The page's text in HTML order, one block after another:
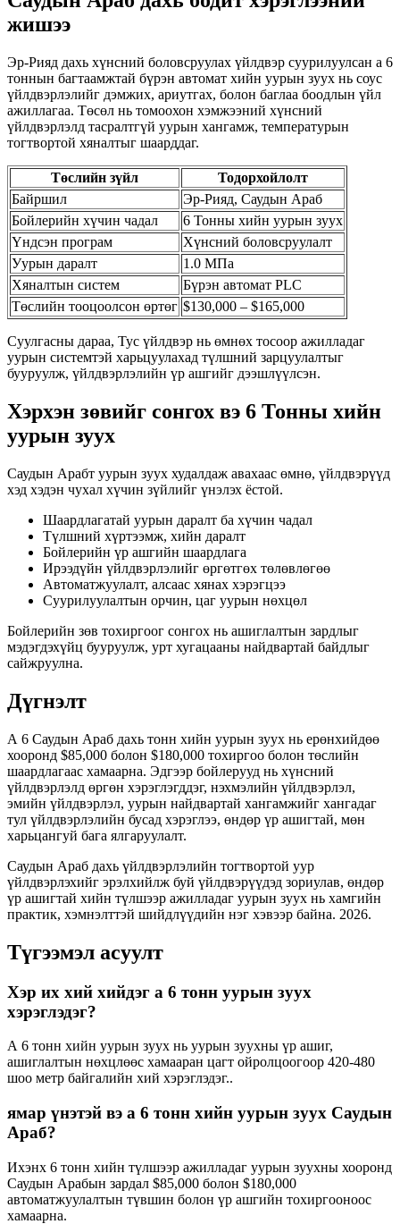
жишээ
Эр-Рияд дахь хүнсний боловсруулах үйлдвэр суурилуулсан а 6
тоннын багтаамжтай бүрэн автомат хийн уурын зуух нь соус
үйлдвэрлэлийг дэмжих, ариутгах, болон баглаа боодлын үйл
ажиллагаа. Төсөл нь томоохон хэмжээний хүнсний
үйлдвэрлэлд тасралтгүй уурын хангамж, температурын
тогтвортой хяналтыг шаарддаг.
Төслийн зүйл
Тодорхойлолт
Байршил
Эр-Рияд, Саудын Араб
Бойлерийн хүчин чадал
6 Тонны хийн уурын зуух
Үндсэн програм
Хүнсний боловсруулалт
Уурын даралт
1.0 МПа
Хяналтын систем
Бүрэн автомат PLC
Төслийн тооцоолсон өртөг $130,000 – $165,000
Суулгасны дараа, Тус үйлдвэр нь өмнөх тосоор ажилладаг
уурын системтэй харьцуулахад түлшний зарцуулалтыг
бууруулж, үйлдвэрлэлийн үр ашгийг дээшлүүлсэн.
Хэрхэн зөвийг сонгох вэ 6 Тонны хийн
уурын зуух
Саудын Арабт уурын зуух худалдаж авахаас өмнө, үйлдвэрүүд
хэд хэдэн чухал хүчин зүйлийг үнэлэх ёстой.
Шаардлагатай уурын даралт ба хүчин чадал
Түлшний хүртээмж, хийн даралт
Бойлерийн үр ашгийн шаардлага
Ирээдүйн үйлдвэрлэлийг өргөтгөх төлөвлөгөө
Автоматжуулалт, алсаас хянах хэрэгцээ
Суурилуулалтын орчин, цаг уурын нөхцөл
Бойлерийн зөв тохиргоог сонгох нь ашиглалтын зардлыг
мэдэгдэхүйц бууруулж, урт хугацааны найдвартай байдлыг
сайжруулна.
Дүгнэлт
А 6 Саудын Араб дахь тонн хийн уурын зуух нь ерөнхийдөө
хооронд $85,000 болон $180,000 тохиргоо болон төслийн
шаардлагаас хамаарна. Эдгээр бойлерууд нь хүнсний
үйлдвэрлэлд өргөн хэрэглэгддэг, нэхмэлийн үйлдвэрлэл,
эмийн үйлдвэрлэл, уурын найдвартай хангамжийг хангадаг
тул үйлдвэрлэлийн бусад хэрэглээ, өндөр үр ашигтай, мөн
харьцангуй бага ялгаруулалт.
Саудын Араб дахь үйлдвэрлэлийн тогтвортой уур
үйлдвэрлэхийг эрэлхийлж буй үйлдвэрүүдэд зориулав, өндөр
үр ашигтай хийн түлшээр ажилладаг уурын зуух нь хамгийн
практик, хэмнэлттэй шийдлүүдийн нэг хэвээр байна. 2026.
Түгээмэл асуулт
Хэр их хий хийдэг a 6 тонн уурын зуух
хэрэглэдэг?
А 6 тонн хийн уурын зуух нь уурын зуухны үр ашиг,
ашиглалтын нөхцлөөс хамааран цагт ойролцоогоор 420-480
шоо метр байгалийн хий хэрэглэдэг..
ямар үнэтэй вэ а 6 тонн хийн уурын зуух Саудын
Араб?
Ихэнх 6 тонн хийн түлшээр ажилладаг уурын зуухны хооронд
Саудын Арабын зардал $85,000 болон $180,000
автоматжуулалтын түвшин болон үр ашгийн тохиргооноос
хамаарна.